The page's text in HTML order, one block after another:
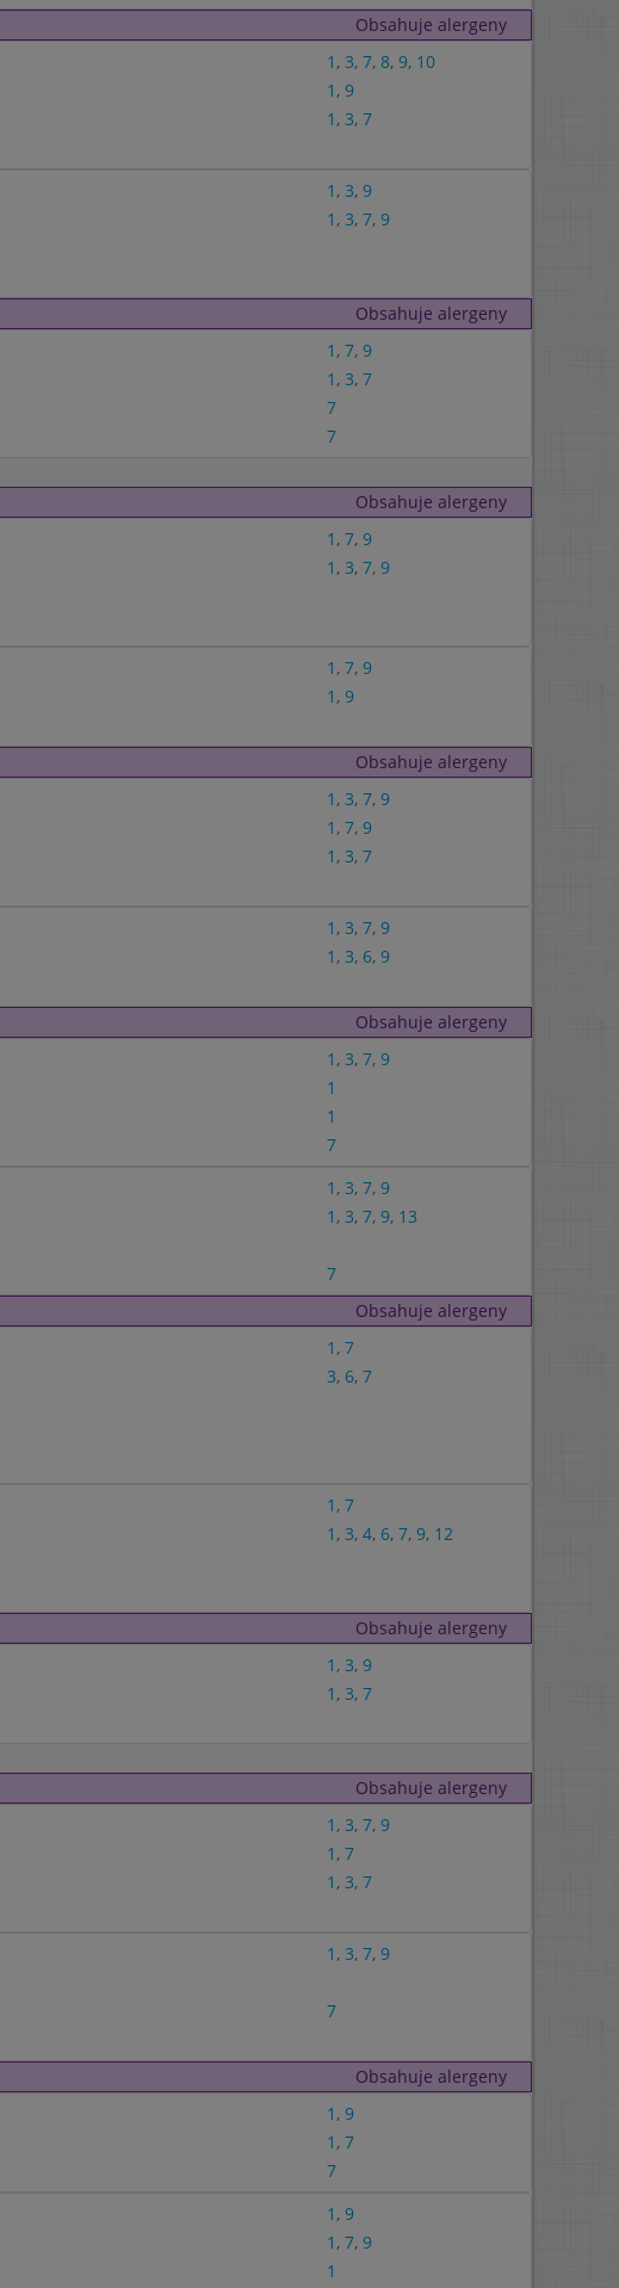
Obsahuje alergeny
1 , 3, 7, 8, 9, 10
1 , 9
1 , 3, 7
1 , 3, 9
1 , 3, 7, 9
Obsahuje alergeny
1 , 7, 9
1 , 3, 7
7
7
Obsahuje alergeny
1 , 7, 9
1 , 3, 7, 9
1 , 7, 9
1 , 9
Obsahuje alergeny
1 , 3, 7, 9
1 , 7, 9
1 , 3, 7
1 , 3, 7, 9
1 , 3, 6, 9
Obsahuje alergeny
1 , 3, 7, 9
1
1
7
1 , 3, 7, 9
1 , 3, 7, 9, 13
7
Obsahuje alergeny
1 , 7
3, 6, 7
1 , 7
1 , 3, 4, 6, 7, 9, 12
Obsahuje alergeny
1 , 3, 9
1 , 3, 7
Obsahuje alergeny
1 , 3, 7, 9
1 , 7
1 , 3, 7
1 , 3, 7, 9
7
Obsahuje alergeny
1 , 9
1 , 7
7
1 , 9
1 , 7, 9
1